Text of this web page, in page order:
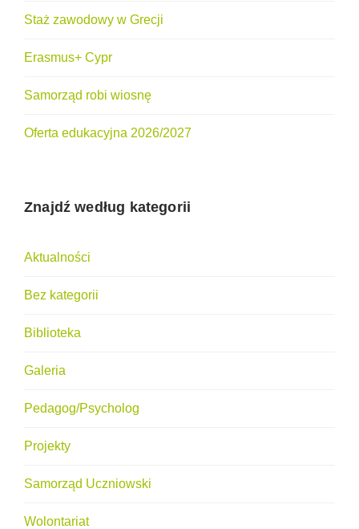
Staż zawodowy w Grecji
Erasmus+ Cypr
Samorząd robi wiosnę
Oferta edukacyjna 2026/2027
Znajdź według kategorii
Aktualności
Bez kategorii
Biblioteka
Galeria
Pedagog/Psycholog
Projekty
Samorząd Uczniowski
Wolontariat